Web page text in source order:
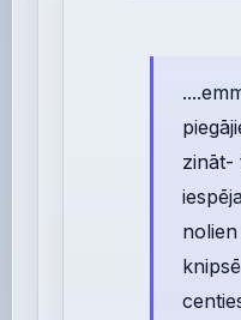
zināt-